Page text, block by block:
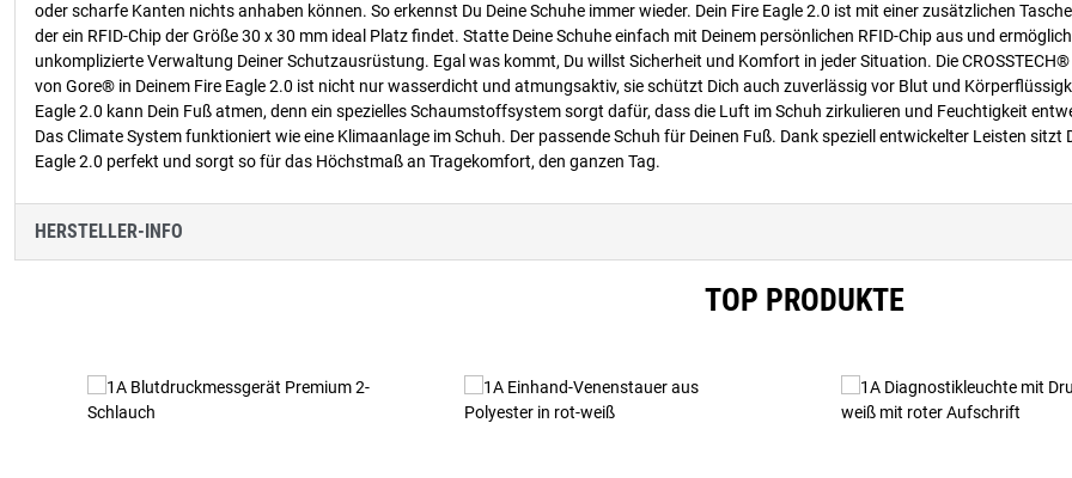
oder scharfe Kanten nichts anhaben können. So erkennst Du Deine Schuhe immer wieder. Dein Fire Eagle 2.0 ist mit einer zusätzlichen
der ein RFID-Chip der Größe 30 x 30 mm ideal Platz findet. Statte Deine Schuhe einfach mit Deinem persönlichen RFID-Chip aus und
unkomplizierte Verwaltung Deiner Schutzausrüstung. Egal was kommt, Du willst Sicherheit und Komfort in jeder Situation. Die
von Gore® in Deinem Fire Eagle 2.0 ist nicht nur wasserdicht und atmungsaktiv, sie schützt Dich auch zuverlässig vor Blut und
Eagle 2.0 kann Dein Fuß atmen, denn ein spezielles Schaumstoffsystem sorgt dafür, dass die Luft im Schuh zirkulieren und Feuchtigkeit
Das Climate System funktioniert wie eine Klimaanlage im Schuh. Der passende Schuh für Deinen Fuß. Dank speziell entwickelter Leisten sitzt
Eagle 2.0 perfekt und sorgt so für das Höchstmaß an Tragekomfort, den ganzen Tag.
HERSTELLER-INFO
TOP PRODUKTE